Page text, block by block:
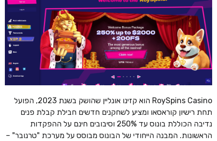
RoySpins Casino הוא קזינו אונליין שהושק בשנת 2023, הפועל
תחת רישיון קוראסאו ומציע לשחקנים חדשים חבילת קבלת פנים
נדיבה הכוללת בונוס עד 250% וסיבובים חינם על ההפקדות
הראשונות. המבנה הייחודי של הבונוס מבוסס על מערכת "טרנובר" –